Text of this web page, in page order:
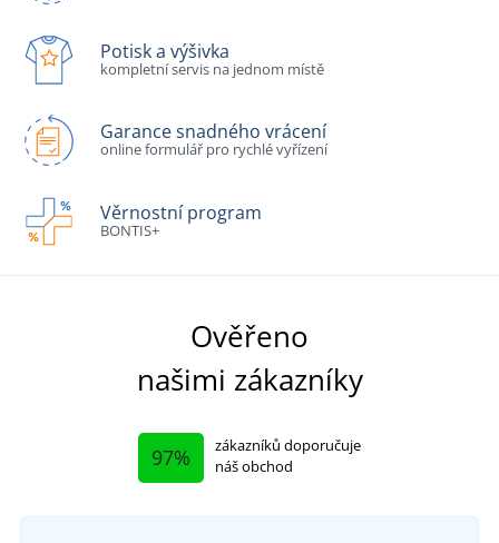
Potisk a výšivka
kompletní servis na jednom místě
Garance snadného vrácení
online formulář pro rychlé vyřízení
Věrnostní program
BONTIS+
Ověřeno
našimi zákazníky
97%
zákazníků doporučuje
náš obchod